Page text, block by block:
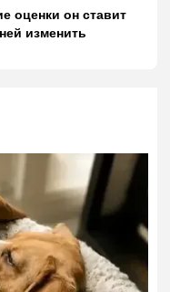
оценки он ставит
изменить